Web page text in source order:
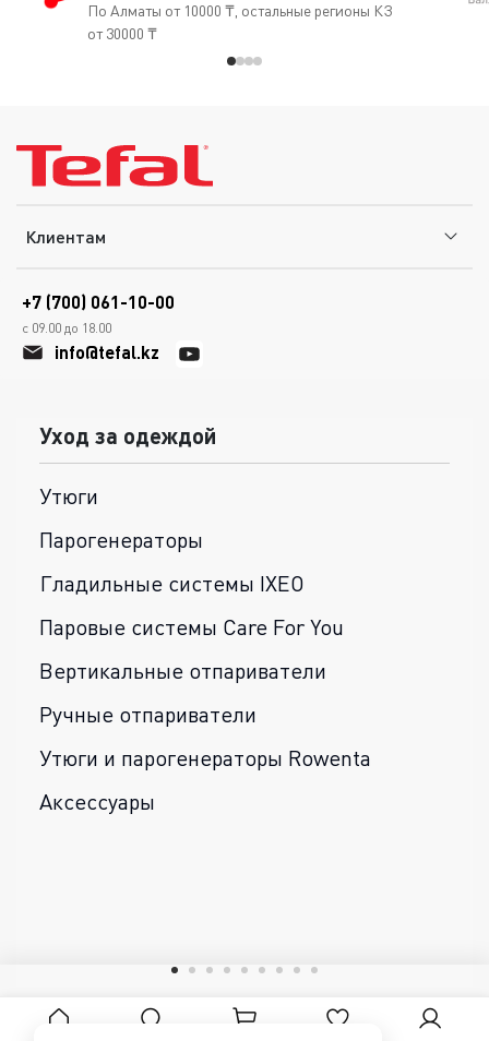
По Алматы от 10000 ₸, остальные регионы КЗ
от 30000 ₸
Клиентам
+7 (700) 061-10-00
с 09.00 до 18.00
info@tefal.kz
Уход за одеждой
Утюги
Парогенераторы
Гладильные системы IXEO
Паровые системы Care For You
Вертикальные отпариватели
Ручные отпариватели
Утюги и парогенераторы Rowenta
Аксессуары